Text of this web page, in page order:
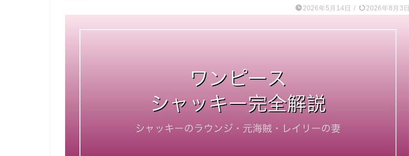
2026年5月14日 / 2026年8月3日